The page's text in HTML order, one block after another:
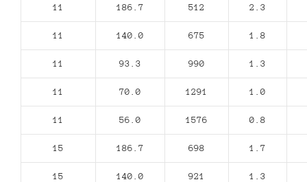
11 186.7 512 2.3
11 140.0 675 1.8
11 93.3 990 1.3
11 70.0 1291 1.0
11 56.0 1576 0.8
15 186.7 698 1.7
15 140.0 921 1.3